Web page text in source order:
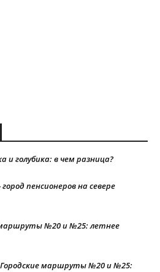
и голубика: в чем разница?
пенсионеров на севере
маршруты №20 и №25: летнее
Городские маршруты №20 и №25: